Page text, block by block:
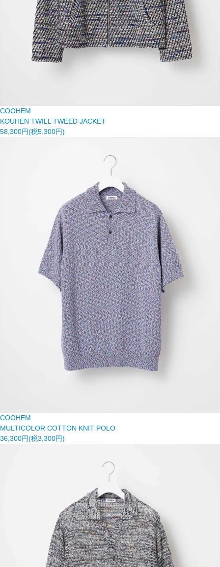
COOHEM
KOUHEN TWILL TWEED JACKET
58,300円(税5,300円)
COOHEM
MULTICOLOR COTTON KNIT POLO
36,300円(税3,300円)